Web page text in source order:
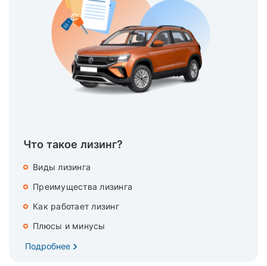
Что такое лизинг?
Виды лизинга
Преимущества лизинга
Как работает лизинг
Плюсы и минусы
Подробнее